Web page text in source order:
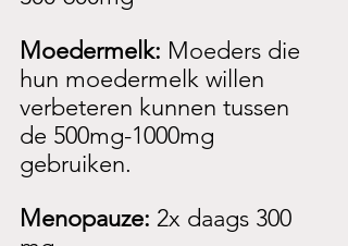
Moedermelk: Moeders die
hun moedermelk willen
verbeteren kunnen tussen
de 500mg-1000mg
gebruiken.
Menopauze: 2x daags 300